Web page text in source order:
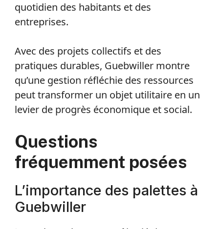
quotidien des habitants et des
entreprises.
Avec des projets collectifs et des
pratiques durables, Guebwiller montre
qu’une gestion réfléchie des ressources
peut transformer un objet utilitaire en un
levier de progrès économique et social.
Questions
fréquemment posées
L’importance des palettes à
Guebwiller